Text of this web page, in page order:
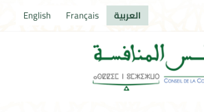
العربية Français
English